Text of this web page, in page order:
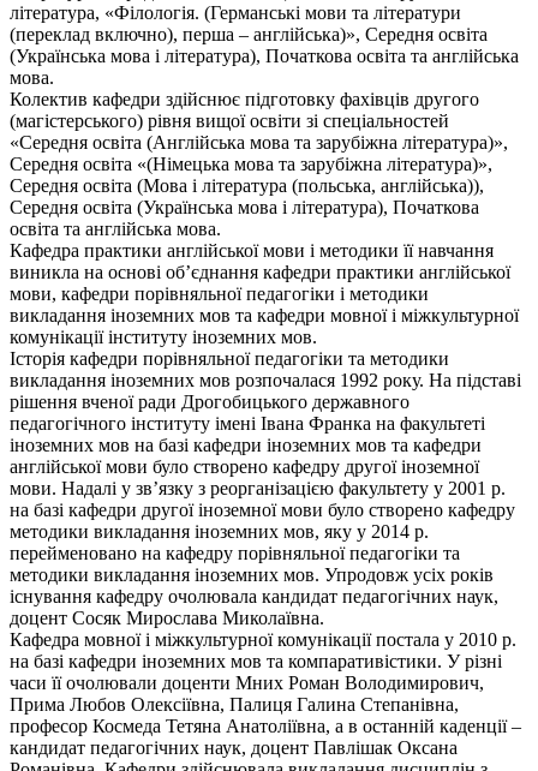
література, «Філологія. (Германські мови та літератури
(переклад включно), перша – англійська)», Середня освіта
(Українська мова і література), Початкова освіта та англійська
мова.
Колектив кафедри здійснює підготовку фахівців другого
(магістерського) рівня вищої освіти зі спеціальностей
«Середня освіта (Англійська мова та зарубіжна література)»,
Середня освіта «(Німецька мова та зарубіжна література)»,
Середня освіта (Мова і література (польська, англійська)),
Середня освіта (Українська мова і література), Початкова
освіта та англійська мова.
Кафедра практики англійської мови і методики її навчання
виникла на основі об’єднання кафедри практики англійської
мови, кафедри порівняльної педагогіки і методики
викладання іноземних мов та кафедри мовної і міжкультурної
комунікації інституту іноземних мов.
Історія кафедри порівняльної педагогіки та методики
викладання іноземних мов розпочалася 1992 року. На підставі
рішення вченої ради Дрогобицького державного
педагогічного інституту імені Івана Франка на факультеті
іноземних мов на базі кафедри іноземних мов та кафедри
англійської мови було створено кафедру другої іноземної
мови. Надалі у зв’язку з реорганізацією факультету у 2001 р.
на базі кафедри другої іноземної мови було створено кафедру
методики викладання іноземних мов, яку у 2014 р.
перейменовано на кафедру порівняльної педагогіки та
методики викладання іноземних мов. Упродовж усіх років
існування кафедру очолювала кандидат педагогічних наук,
доцент Сосяк Мирослава Миколаївна.
Кафедра мовної і міжкультурної комунікації постала у 2010 р.
на базі кафедри іноземних мов та компаративістики. У різні
часи її очолювали доценти Мних Роман Володимирович,
Прима Любов Олексіївна, Палиця Галина Степанівна,
професор Космеда Тетяна Анатоліївна, а в останній каденції –
кандидат педагогічних наук, доцент Павлішак Оксана